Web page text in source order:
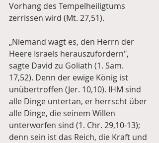
Vorhang des Tempelheiligtums
zerrissen wird (Mt. 27,51).
„Niemand wagt es, den Herrn der
Heere Israels herauszufordern",
sagte David zu Goliath (1. Sam.
17,52). Denn der ewige König ist
unübertroffen (Jer. 10,10). IHM sind
alle Dinge untertan, er herrscht über
alle Dinge, die seinem Willen
unterworfen sind (1. Chr. 29,10-13);
denn sein ist das Reich, die Kraft und